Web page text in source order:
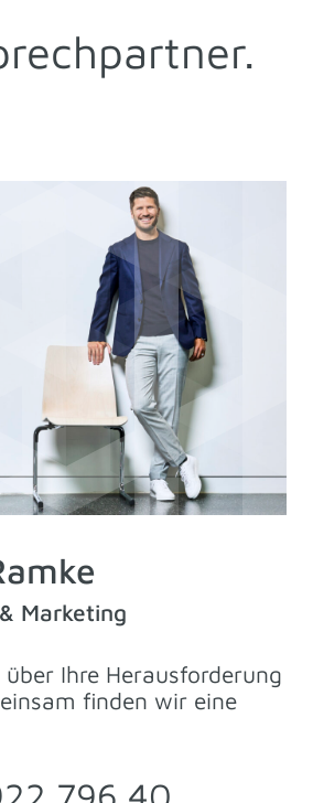
Marketing
über Ihre Herausforderung
finden wir eine